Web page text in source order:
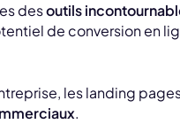
desoutils
de conversion en
les landing
.